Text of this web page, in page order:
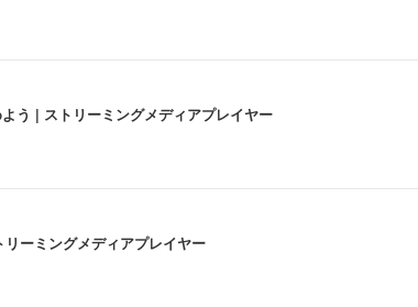
う | ストリーミングメディアプレイヤー
ーミングメディアプレイヤー